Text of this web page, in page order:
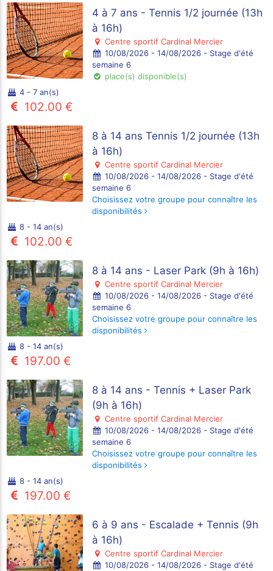
4 à 7 ans - Tennis 1/2 journée (13h
à 16h)
Centre sportif Cardinal Mercier
10/08/2026 - 14/08/2026 - Stage d'été
semaine 6
place(s) disponible(s)
4 - 7 an(s)
102.00 €
8 à 14 ans Tennis 1/2 journée (13h
à 16h)
Centre sportif Cardinal Mercier
10/08/2026 - 14/08/2026 - Stage d'été
semaine 6
Choisissez votre groupe pour connaître les
disponibilités
8 - 14 an(s)
102.00 €
8 à 14 ans - Laser Park (9h à 16h)
Centre sportif Cardinal Mercier
10/08/2026 - 14/08/2026 - Stage d'été
semaine 6
Choisissez votre groupe pour connaître les
disponibilités
8 - 14 an(s)
197.00 €
8 à 14 ans - Tennis + Laser Park
(9h à 16h)
Centre sportif Cardinal Mercier
10/08/2026 - 14/08/2026 - Stage d'été
semaine 6
Choisissez votre groupe pour connaître les
disponibilités
8 - 14 an(s)
197.00 €
6 à 9 ans - Escalade + Tennis (9h
à 16h)
Centre sportif Cardinal Mercier
10/08/2026 - 14/08/2026 - Stage d'été